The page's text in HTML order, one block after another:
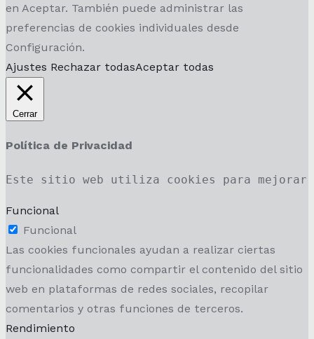
en Aceptar. También puede administrar las
preferencias de cookies individuales desde
Configuración.
Ajustes Rechazar todasAceptar todas
Cerrar
Política de Privacidad
Este sitio web utiliza cookies para mejorar
Funcional
Funcional
Las cookies funcionales ayudan a realizar ciertas
funcionalidades como compartir el contenido del sitio
web en plataformas de redes sociales, recopilar
comentarios y otras funciones de terceros.
Rendimiento